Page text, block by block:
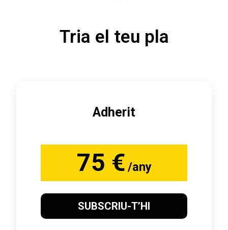
Tria el teu pla
Adherit
75 € /any
SUBSCRIU-T’HI